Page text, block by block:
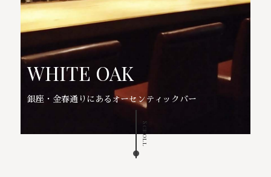
WHITE OAK
銀座・金春通りにあるオーセンティックバー
Scroll